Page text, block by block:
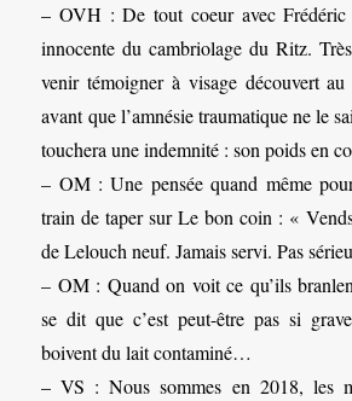
– OVH : De tout coeur avec Frédéric
innocente du cambriolage du Ritz.
venir témoigner à visage découvert
avant que l’amnésie traumatique ne le
touchera une indemnité : son poids en
– OM : Une pensée quand même
train de taper sur Le bon coin : «
de Lelouch neuf. Jamais servi. Pas
– OM : Quand on voit ce qu’ils
se dit que c’est peut-être pas si
boivent du lait contaminé…
– VS : Nous sommes en 2018, les